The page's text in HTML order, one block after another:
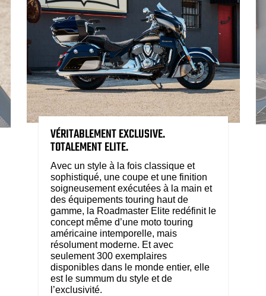
VÉRITABLEMENT EXCLUSIVE.
TOTALEMENT ELITE.
Avec un style à la fois classique et
sophistiqué, une coupe et une finition
soigneusement exécutées à la main et
des équipements touring haut de
gamme, la Roadmaster Elite redéfinit le
concept même d’une moto touring
américaine intemporelle, mais
résolument moderne. Et avec
seulement 300 exemplaires
disponibles dans le monde entier, elle
est le summum du style et de
l’exclusivité.